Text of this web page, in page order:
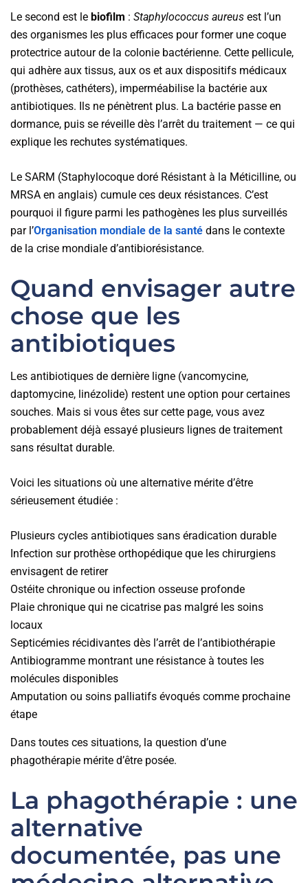
Le second est le biofilm : Staphylococcus aureus est l’un
des organismes les plus efficaces pour former une coque
protectrice autour de la colonie bactérienne. Cette pellicule,
qui adhère aux tissus, aux os et aux dispositifs médicaux
(prothèses, cathéters), imperméabilise la bactérie aux
antibiotiques. Ils ne pénètrent plus. La bactérie passe en
dormance, puis se réveille dès l’arrêt du traitement — ce qui
explique les rechutes systématiques.
Le SARM (Staphylocoque doré Résistant à la Méticilline, ou
MRSA en anglais) cumule ces deux résistances. C’est
pourquoi il figure parmi les pathogènes les plus surveillés
par l’Organisation mondiale de la santé dans le contexte
de la crise mondiale d’antibiorésistance.
Quand envisager autre
chose que les
antibiotiques
Les antibiotiques de dernière ligne (vancomycine,
daptomycine, linézolide) restent une option pour certaines
souches. Mais si vous êtes sur cette page, vous avez
probablement déjà essayé plusieurs lignes de traitement
sans résultat durable.
Voici les situations où une alternative mérite d’être
sérieusement étudiée :
Plusieurs cycles antibiotiques sans éradication durable
Infection sur prothèse orthopédique que les chirurgiens
envisagent de retirer
Ostéite chronique ou infection osseuse profonde
Plaie chronique qui ne cicatrise pas malgré les soins
locaux
Septicémies récidivantes dès l’arrêt de l’antibiothérapie
Antibiogramme montrant une résistance à toutes les
molécules disponibles
Amputation ou soins palliatifs évoqués comme prochaine
étape
Dans toutes ces situations, la question d’une
phagothérapie mérite d’être posée.
La phagothérapie : une
alternative
documentée, pas une